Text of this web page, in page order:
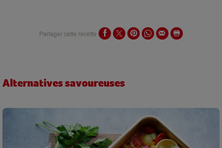
Partager cette recette
Alternatives savoureuses